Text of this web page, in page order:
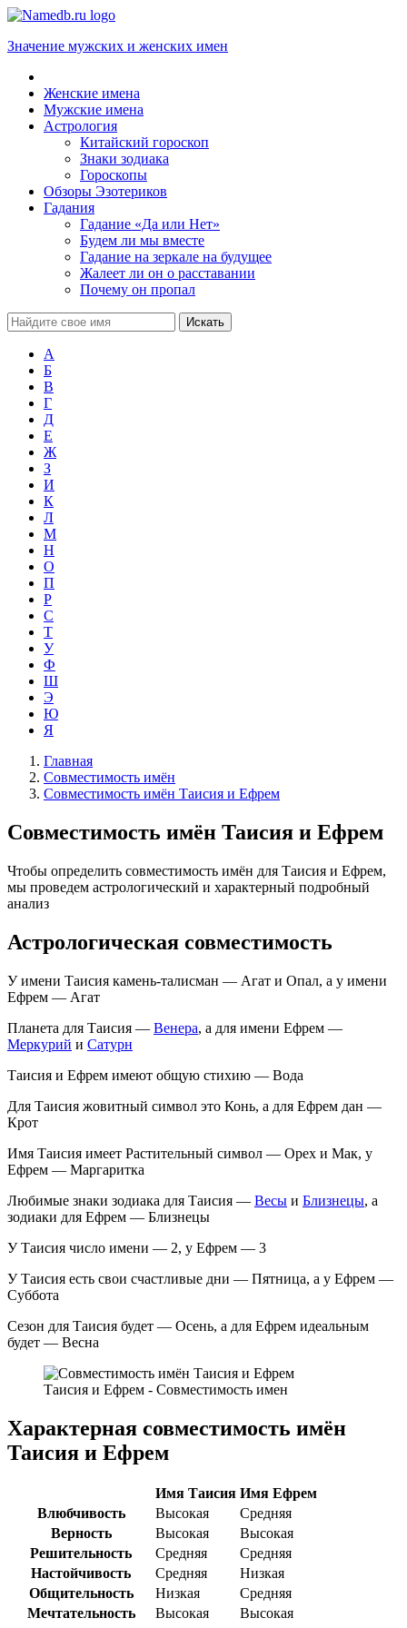
Значение мужских и женских имен
Женские имена
Мужские имена
Астрология
Китайский гороскоп
Знаки зодиака
Гороскопы
Обзоры Эзотериков
Гадания
Гадание «Да или Нет»
Будем ли мы вместе
Гадание на зеркале на будущее
Жалеет ли он о расставании
Почему он пропал
А
Б
В
Г
Д
Е
Ж
З
И
К
Л
М
Н
О
П
Р
С
Т
У
Ф
Ш
Э
Ю
Я
Главная
Совместимость имён
Совместимость имён Таисия и Ефрем
Совместимость имён Таисия и Ефрем
Чтобы определить совместимость имён для Таисия и Ефрем,
мы проведем астрологический и характерный подробный
анализ
Астрологическая совместимость
У имени Таисия камень-талисман — Агат и Опал, а у имени
Ефрем — Агат
Планета для Таисия — Венера, а для имени Ефрем —
Меркурий и Сатурн
Таисия и Ефрем имеют общую стихию — Вода
Для Таисия жовитный символ это Конь, а для Ефрем дан —
Крот
Имя Таисия имеет Растительный символ — Орех и Мак, у
Ефрем — Маргаритка
Любимые знаки зодиака для Таисия — Весы и Близнецы, а
зодиаки для Ефрем — Близнецы
У Таисия число имени — 2, у Ефрем — 3
У Таисия есть свои счастливые дни — Пятница, а у Ефрем —
Суббота
Сезон для Таисия будет — Осень, а для Ефрем идеальным
будет — Весна
Таисия и Ефрем - Совместимость имен
Характерная совместимость имён
Таисия и Ефрем
Имя Таисия Имя Ефрем
Влюбчивость
Высокая
Средняя
Верность
Высокая
Высокая
Решительность
Средняя
Средняя
Настойчивость
Средняя
Низкая
Общительность
Низкая
Средняя
Мечтательность
Высокая
Высокая